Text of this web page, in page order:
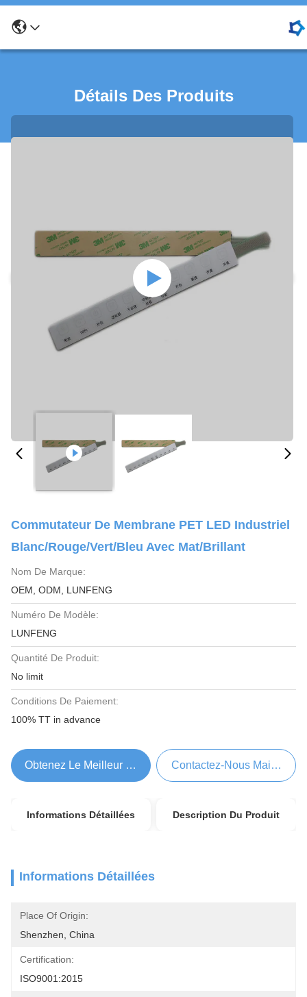
Détails Des Produits
Commutateur De Membrane PET LED Industriel
Blanc/rouge/vert/bleu Avec Mat/brillant
Nom De Marque:
OEM, ODM, LUNFENG
Numéro De Modèle:
LUNFENG
Quantité De Produit:
No limit
Conditions De Paiement:
100% TT in advance
Obtenez Le Meilleur Prix Contactez-Nous Maintenant
Informations Détaillées Description Du Produit
Informations Détaillées
Place Of Origin:
Shenzhen, China
Certification:
ISO9001:2015